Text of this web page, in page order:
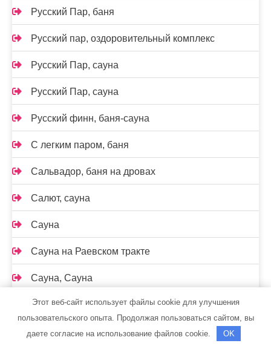
Русский Пар, баня
Русский пар, оздоровительный комплекс
Русский Пар, сауна
Русский Пар, сауна
Русский финн, баня-сауна
С легким паром, баня
Сальвадор, баня на дровах
Салют, сауна
Сауна
Сауна на Раевском тракте
Сауна, Сауна
Сауна, Сауна
Сауна, Сауна
Этот веб-сайт использует файлы cookie для улучшения
пользовательского опыта. Продолжая пользоваться сайтом, вы
даете согласие на использование файлов cookie.
OK